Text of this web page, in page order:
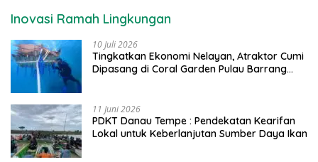
Inovasi Ramah Lingkungan
10 Juli 2026
Tingkatkan Ekonomi Nelayan, Atraktor Cumi
Dipasang di Coral Garden Pulau Barrang
11 Juni 2026
PDKT Danau Tempe : Pendekatan Kearifan
Lokal untuk Keberlanjutan Sumber Daya Ikan